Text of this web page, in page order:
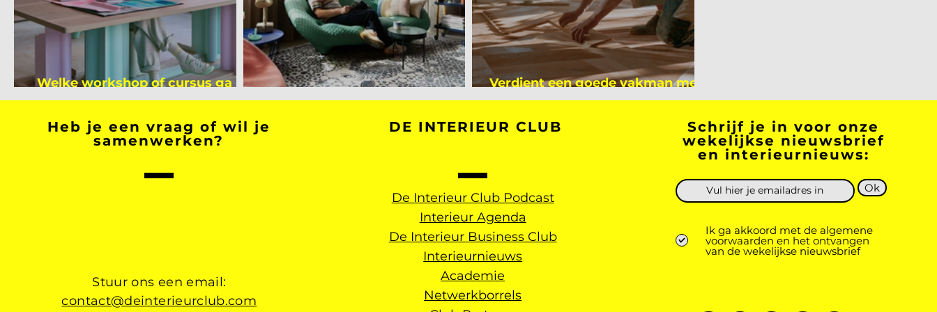
Welke workshop of cursus ga jij
volgen na je vakantie?
Binnenkijker bij Mark Mutsaers
Verdient een goede vakman meer
dan een gemiddelde academicus?
Heb je een vraag of wil je
samenwerken?
Stuur ons een email:
contact@deinterieurclub.com
DE INTERIEUR CLUB
De Interieur Club Podcast
Interieur Agenda
De Interieur Business Club
Interieurnieuws
Academie
Netwerkborrels
Schrijf je in voor onze
wekelijkse nieuwsbrief
en interieurnieuws:
Ok
Ik ga akkoord met de algemene
voorwaarden en het ontvangen
van de wekelijkse nieuwsbrief